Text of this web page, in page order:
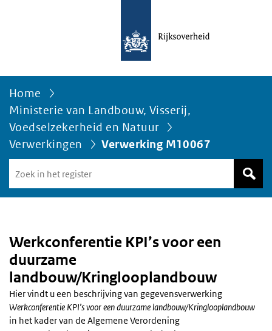
Home
Ministerie van Landbouw, Visserij,
Voedselzekerheid en Natuur
Verwerkingen
Verwerking M10067
in
het
Werkconferentie KPI’s voor een
duurzame
landbouw/Kringlooplandbouw
Hier vindt u een beschrijving van gegevensverwerking
Werkconferentie KPI’s voor een duurzame landbouw/Kringlooplandbouw
in het kader van de Algemene Verordening